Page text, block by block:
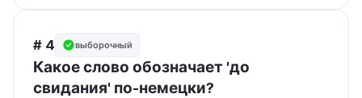
# 4 выборочный
Какое слово обозначает 'до
свидания' по-немецки?